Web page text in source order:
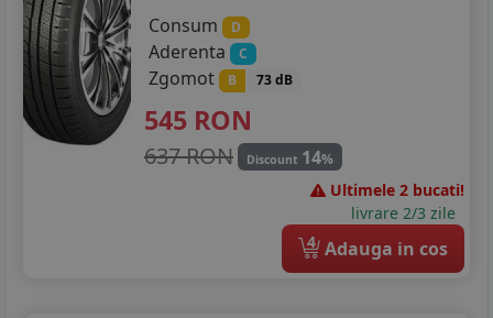
Consum
D
Aderenta C
Zgomot B 73 dB
545 RON
637 RON Discount 14%
Ultimele 2 bucati!
livrare 2/3 zile
4 Adauga in cos